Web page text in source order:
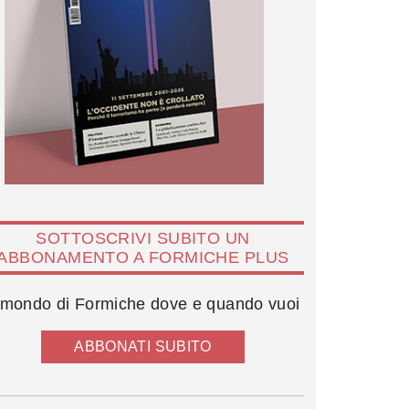
SOTTOSCRIVI SUBITO UN
A FORMICHE PLUS
di Formiche dove e quando vuoi
ABBONATI SUBITO